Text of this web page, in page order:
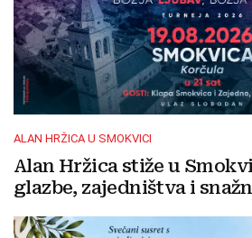
ALAN HRŽICA U SMOKVICI
Alan Hržica stiže u
glazbe, zajedništva i